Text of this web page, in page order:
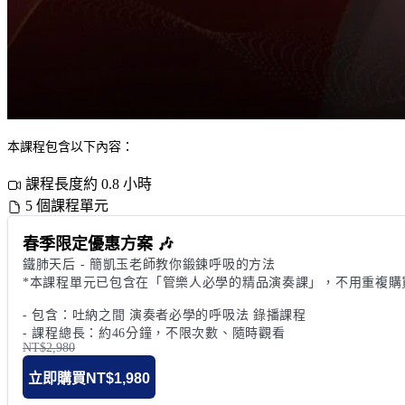
本課程包含以下內容：
課程長度約 0.8 小時
5 個課程單元
春季限定優惠方案 🎶
鐵肺天后 - 簡凱玉老師教你鍛鍊呼吸的方法
*本課程單元已包含在「管樂人必學的精品演奏課」，不用重複
- 包含：吐納之間 演奏者必學的呼吸法 錄播課程
- 課程總長：約46分鐘，不限次數、隨時觀看
NT$2,980
立即購買 NT$1,980